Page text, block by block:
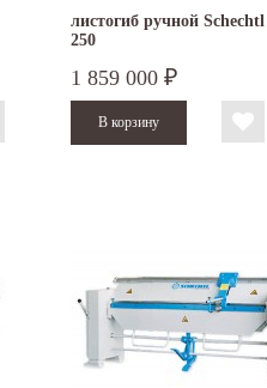
листогиб ручной
250
1 859 000 ₽